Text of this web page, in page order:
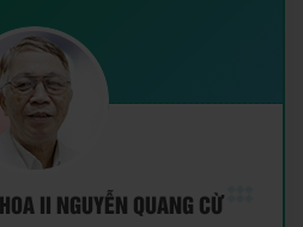
II NGUYỄN QUANG CỪ